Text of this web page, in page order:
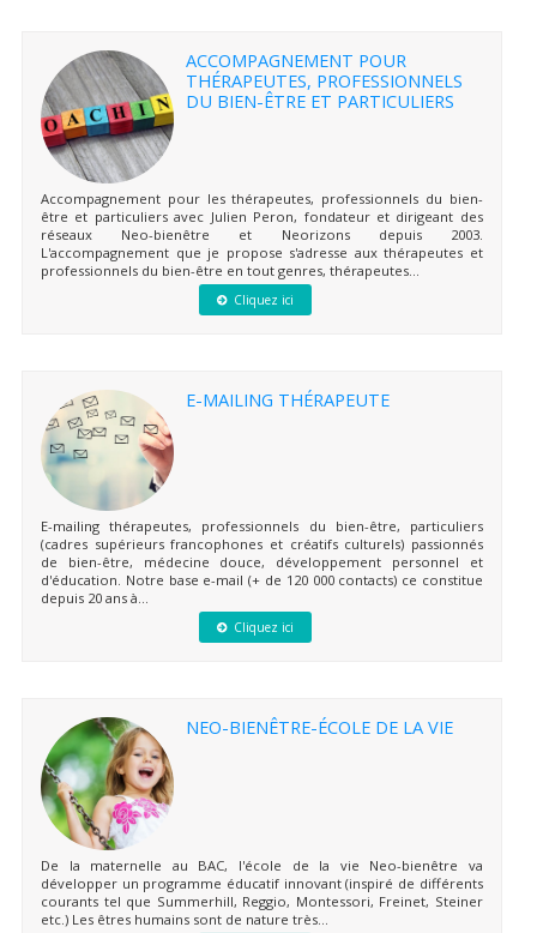
ACCOMPAGNEMENT POUR
THÉRAPEUTES, PROFESSIONNELS
DU BIEN-ÊTRE ET PARTICULIERS
Accompagnement pour les thérapeutes, professionnels du bien-
être et particuliers avec Julien Peron, fondateur et dirigeant des
réseaux Neo-bienêtre et Neorizons depuis 2003.
L'accompagnement que je propose s'adresse aux thérapeutes et
professionnels du bien-être en tout genres, thérapeutes...
Cliquez ici
E-MAILING THÉRAPEUTE
E-mailing thérapeutes, professionnels du bien-être, particuliers
(cadres supérieurs francophones et créatifs culturels) passionnés
de bien-être, médecine douce, développement personnel et
d'éducation. Notre base e-mail (+ de 120 000 contacts) ce constitue
depuis 20 ans à...
Cliquez ici
NEO-BIENÊTRE-ÉCOLE DE LA VIE
De la maternelle au BAC, l'école de la vie Neo-bienêtre va
développer un programme éducatif innovant (inspiré de différents
courants tel que Summerhill, Reggio, Montessori, Freinet, Steiner
etc.) Les êtres humains sont de nature très...